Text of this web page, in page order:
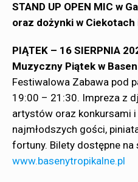
STAND UP OPEN MIC w
oraz dożynki w Ciekotach
PIĄTEK – 16 SIERPNIA
Muzyczny Piątek w
Festiwalowa Zabawa pod
19:00 – 21:30. Impreza z
artystów oraz konkursami
najmłodszych gości,
fortuny. Bilety dostępne na
www.basenytropikalne.pl